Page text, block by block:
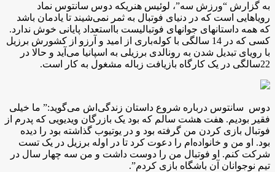
به گزارش “ورزش سه”، لوئیس هنریکه دوس سانتوس نماد
رویاهایی است که در دنیای فوتبال به ثمر نمی‌شیند تا یادمان باشد
که همه داستانهای جوانهای فوتبالیست بااستعداد پایانی خوش ندارد.
کسی که در 14 سالگی با کوله‌باری از امید و آرزو از کشورش برزیل
با رویای تبدیل شدن به رونالدی برزیلی به اسپانیا می‌آید و حالا در
22سالگی در یک کارگاه بازیافت زباله مشغول به کار است.
دوس سانتوس درباره شروع داستان زندگی‌اش می‌گوید:” ما خیلی
فقیر بودیم. هفت هشت سالم که بود یک بازرگان ویدیویی که پدرم از
فوتبال بازی کردن من گرفته بود و در یوتیوب گذاشته بود را دیده
بود. او من و خانواده‌ام را دعوت کرد تا در اوله برزیل در یک تست
شرکت کنم. او فوتبال من را دوست داشت و من سه چهار سال در
تیم نوجوانان آن باشگاه بازی کردم”.